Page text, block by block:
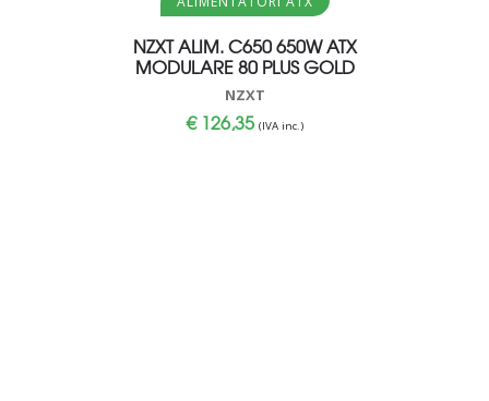
NZXT ALIM. C650 650W ATX
MODULARE 80 PLUS GOLD
NZXT
€126,35 (IVA inc.)